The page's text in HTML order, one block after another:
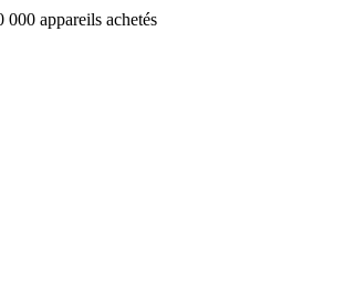
000 appareils achetés